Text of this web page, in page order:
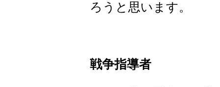
ろうと思います。
戦争指導者